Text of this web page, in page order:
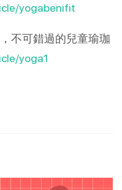
yogabenifit
不可錯過的兒童瑜珈
yoga1